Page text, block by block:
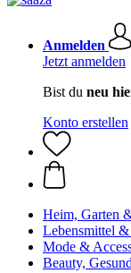
Anmelden
Jetzt anmelden
Bist du neu
Konto erstellen
Heim, Garten
Lebensmittel
Mode &
Beauty,